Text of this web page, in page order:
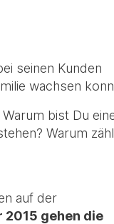
seinen Kunden
wachsen
bist Du
Warum
auf der
2015 gehen die